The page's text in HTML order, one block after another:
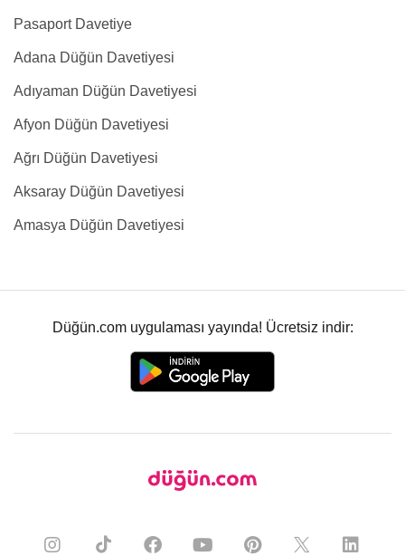
Pasaport Davetiye
Adana Düğün Davetiyesi
Adıyaman Düğün Davetiyesi
Afyon Düğün Davetiyesi
Ağrı Düğün Davetiyesi
Aksaray Düğün Davetiyesi
Amasya Düğün Davetiyesi
Düğün.com uygulaması yayında! Ücretsiz indir: